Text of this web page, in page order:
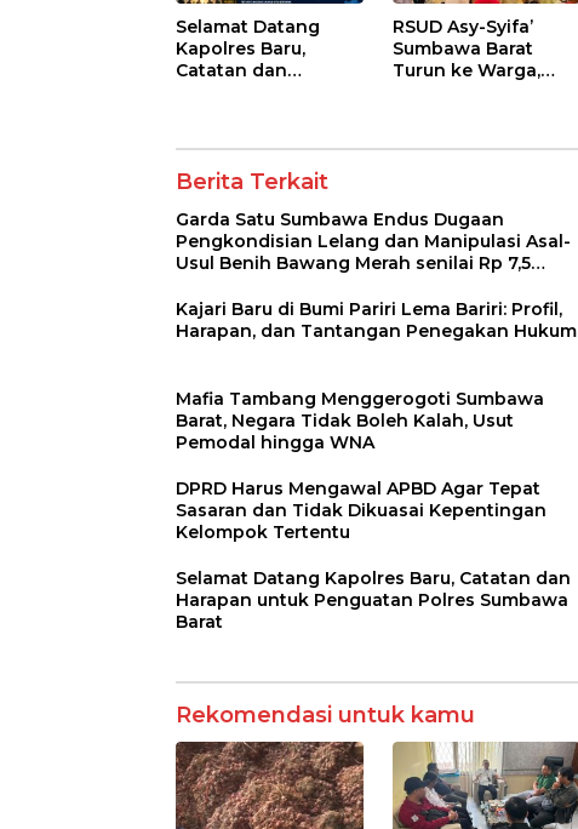
Selamat Datang
Kapolres Baru,
Catatan dan
RSUD Asy-Syifa’
Sumbawa Barat
Turun ke Warga,
Berita Terkait
Garda Satu Sumbawa Endus Dugaan
Pengkondisian Lelang dan Manipulasi Asal-
Usul Benih Bawang Merah senilai Rp 7,5
Kajari Baru di Bumi Pariri Lema Bariri: Profil,
Harapan, dan Tantangan Penegakan Hukum
Mafia Tambang Menggerogoti Sumbawa
Barat, Negara Tidak Boleh Kalah, Usut
Pemodal hingga WNA
DPRD Harus Mengawal APBD Agar Tepat
Sasaran dan Tidak Dikuasai Kepentingan
Kelompok Tertentu
Selamat Datang Kapolres Baru, Catatan dan
Harapan untuk Penguatan Polres Sumbawa
Barat
Rekomendasi untuk kamu